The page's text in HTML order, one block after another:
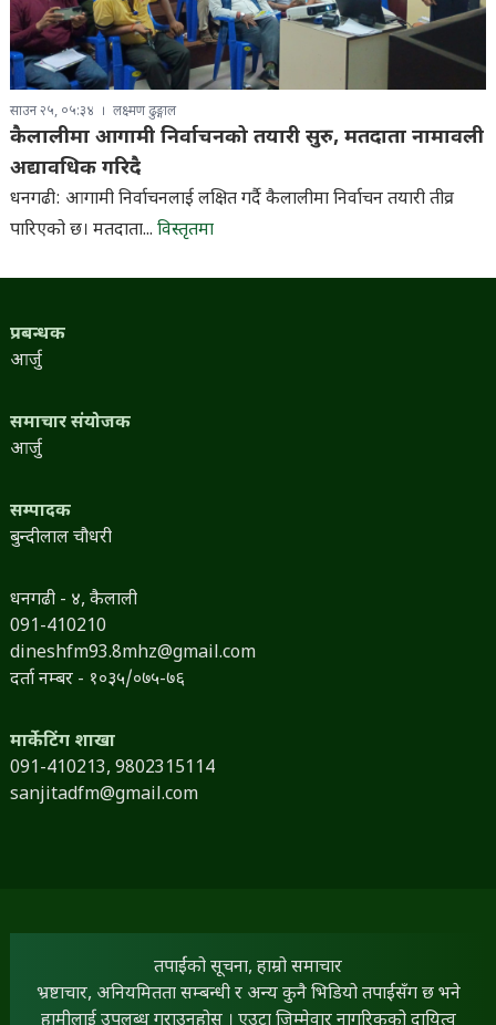
साउन २५, ०५:३४ लक्ष्मण ढुङ्गाल
कैलालीमा आगामी निर्वाचनको तयारी सुरु, मतदाता नामावली
अद्यावधिक गरिदै
धनगढी: आगामी निर्वाचनलाई लक्षित गर्दै कैलालीमा निर्वाचन तयारी तीव्र
पारिएको छ। मतदाता... विस्तृतमा
प्रबन्धक
आर्जु
समाचार संयोजक
आर्जु
सम्पादक
बुन्दीलाल चौधरी
धनगढी - ४, कैलाली
091-410210
dineshfm93.8mhz@gmail.com
दर्ता नम्बर - १०३५/०७५-७६
मार्केटिंग शाखा
091-410213, 9802315114
sanjitadfm@gmail.com
तपाईंको सूचना, हाम्रो समाचार
भ्रष्टाचार, अनियमितता सम्बन्धी र अन्य कुनै भिडियो तपाईंसँग छ भने